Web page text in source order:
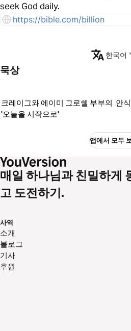
seek God daily.
https://bible.com/billion
한국어
묵상
크레이그와 에이미 그로쉘 부부의
'오늘을 시작으로'
안
앱에서 모두
매일 하나님과 친밀하게
고 도전하기.
사역
소개
블로그
기사
후원